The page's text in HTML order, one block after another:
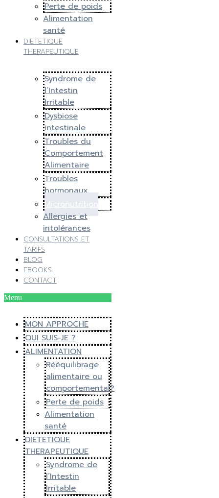
Perte de poids
Alimentation
santé
DIETETIQUE
THERAPEUTIQUE
Syndrome de
l’Intestin
Irritable
Dysbiose
intestinale
Troubles du
Comportement
Alimentaire
Troubles
hormonaux
Micronutrition
Allergies et
intolérances
CONSULTATIONS ET
TARIFS
BLOG
EBOOKS
CONTACT
Menu
MON APPROCHE
QUI SUIS-JE ?
ALIMENTATION
Rééquilibrage
alimentaire ou
comportemental?
Perte de poids
Alimentation
santé
DIETETIQUE
THERAPEUTIQUE
Syndrome de
l’Intestin
Irritable